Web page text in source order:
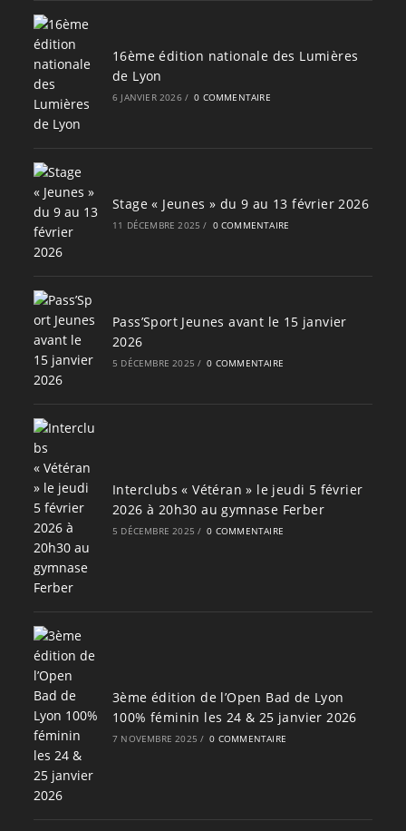
16ème édition nationale des Lumières
de Lyon
6 JANVIER 2026 / 0 COMMENTAIRE
Stage « Jeunes » du 9 au 13 février 2026
11 DÉCEMBRE 2025 / 0 COMMENTAIRE
Pass’Sport Jeunes avant le 15 janvier
2026
5 DÉCEMBRE 2025 / 0 COMMENTAIRE
Interclubs « Vétéran » le jeudi 5 février
2026 à 20h30 au gymnase Ferber
5 DÉCEMBRE 2025 / 0 COMMENTAIRE
3ème édition de l’Open Bad de Lyon
100% féminin les 24 & 25 janvier 2026
7 NOVEMBRE 2025 / 0 COMMENTAIRE